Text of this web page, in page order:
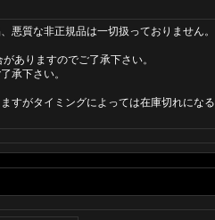
質な非正規品は一切扱っておりません。
ありますのでご了承下さい。
承下さい。
すがタイミングによっては在庫切れになる